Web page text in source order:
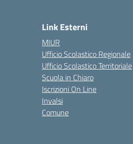
Link Esterni
MIUR
Ufficio Scolastico Regionale
Ufficio Scolastico Territoriale
Scuola in Chiaro
Iscrizioni On Line
Invalsi
Comune